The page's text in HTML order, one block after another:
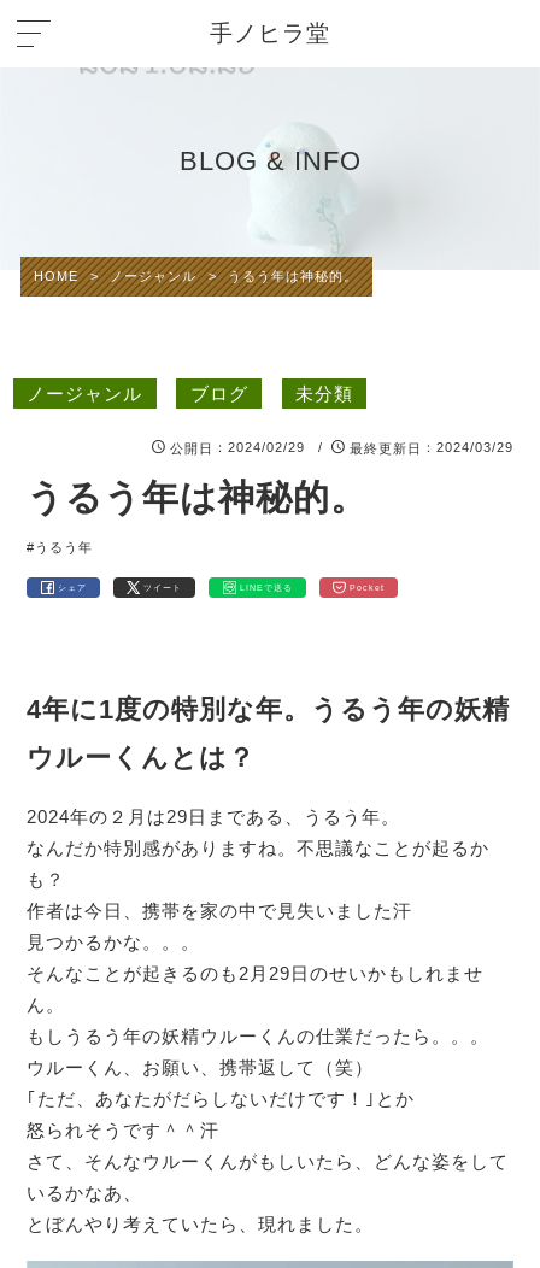
手ノヒラ堂
BLOG & INFO
HOME > ノージャンル > うるう年は神秘的。
ノージャンル ブログ 未分類
公開日 ：2024/02/29 / 最終更新日 ：2024/03/29
うるう年は神秘的。
#うるう年
シェア ツイート LINEで送る Pocket
4年に1度の特別な年。うるう年の妖精
ウルーくんとは？
2024年の２月は29日まである、うるう年。
なんだか特別感がありますね。不思議なことが起るか
も？
作者は今日、携帯を家の中で見失いました汗
見つかるかな。。。
そんなことが起きるのも2月29日のせいかもしれませ
ん。
もしうるう年の妖精ウルーくんの仕業だったら。。。
ウルーくん、お願い、携帯返して（笑）
｢ただ、あなたがだらしないだけです！｣とか
怒られそうです＾＾汗
さて、そんなウルーくんがもしいたら、どんな姿をして
いるかなあ、
とぼんやり考えていたら、現れました。